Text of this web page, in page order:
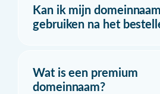
Kan ik mijn
gebruiken na het
Wat is een premium
domeinnaam?